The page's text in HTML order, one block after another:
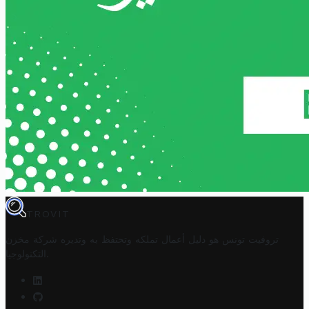
TROVIT
تروفيت تونس هو دليل أعمال تملكه وتحتفظ به وتديره
شركة مخزن
التكنولوجيا